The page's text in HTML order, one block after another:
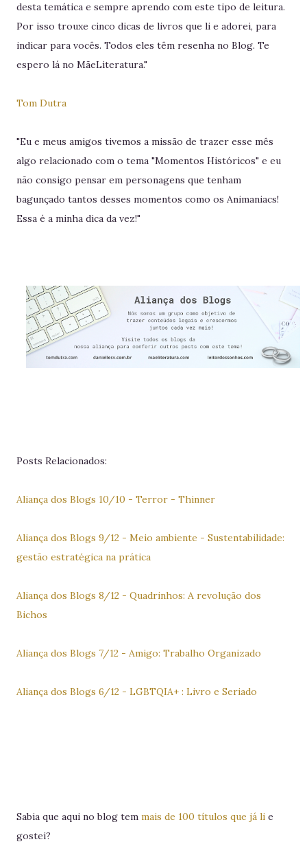
desta temática e sempre aprendo com este tipo de leitura.
Por isso trouxe cinco dicas de livros que li e adorei, para
indicar para vocês. Todos eles têm resenha no Blog. Te
espero lá no MãeLiteratura."
Tom Dutra
"Eu e meus amigos tivemos a missão de trazer esse mês
algo relacionado com o tema "Momentos Históricos" e eu
não consigo pensar em personagens que tenham
bagunçado tantos desses momentos como os Animaniacs!
Essa é a minha dica da vez!"
Posts Relacionados:
Aliança dos Blogs 10/10 - Terror - Thinner
Aliança dos Blogs 9/12 - Meio ambiente - Sustentabilidade:
gestão estratégica na prática
Aliança dos Blogs 8/12 - Quadrinhos: A revolução dos
Bichos
Aliança dos Blogs 7/12 - Amigo: Trabalho Organizado
Aliança dos Blogs 6/12 - LGBTQIA+ : Livro e Seriado
Sabia que aqui no blog tem mais de 100 títulos que já li e
gostei?